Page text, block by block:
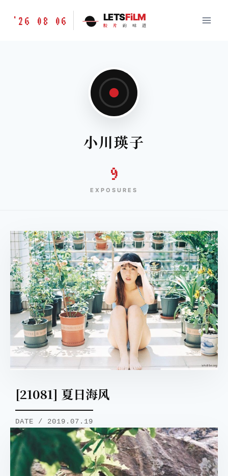
胶
'26 08 06 LETSFiLM
胶 片 的 味 道
小川瑛子
9
EXPOSURES
[21081] 夏日海风
DATE / 2019.07.19